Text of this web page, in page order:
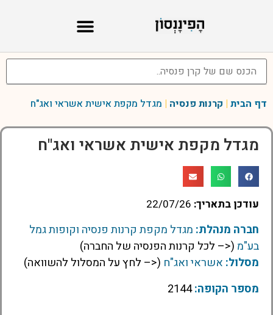
דף הבית | קרנות פנסיה | מגדל מקפת אישית אשראי ואג"ח
מגדל מקפת אישית אשראי ואג"ח
עודכן בתאריך: 22/07/26
חברה מנהלת: מגדל מקפת קרנות פנסיה וקופות גמל
בע"מ (<– לכל קרנות הפנסיה של החברה)
מסלול: אשראי ואג"ח (<– לחץ על המסלול להשוואה)
מספר הקופה:2144